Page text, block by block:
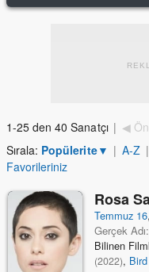
1-25 den 40 Sanatçı | ◀
Sırala: Popülerite▼ | A-Z |
Favorileriniz
Rosa
Temmuz 16,
Gerçek
Bilinen
(2022),